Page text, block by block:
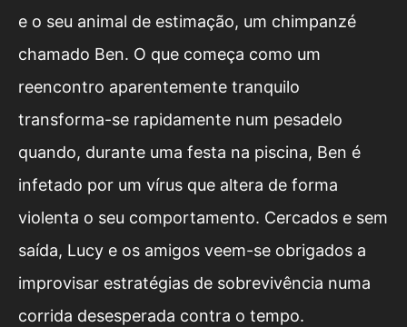
e o seu animal de estimação, um chimpanzé
chamado Ben. O que começa como um
reencontro aparentemente tranquilo
transforma-se rapidamente num pesadelo
quando, durante uma festa na piscina, Ben é
infetado por um vírus que altera de forma
violenta o seu comportamento. Cercados e sem
saída, Lucy e os amigos veem-se obrigados a
improvisar estratégias de sobrevivência numa
corrida desesperada contra o tempo.